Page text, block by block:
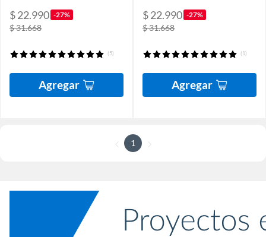
$ 22.990 -27%
$ 31.668
(5)
Agregar
$ 22.990 -27%
$ 31.668
(1)
Agregar
1